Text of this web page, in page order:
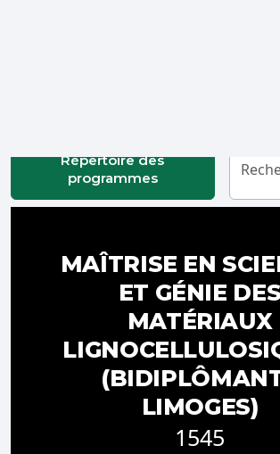
Répertoire des
programmes
MAÎTRISE EN
ET GÉNIE DES
MATÉRIAUX
LIMOGES)
1545